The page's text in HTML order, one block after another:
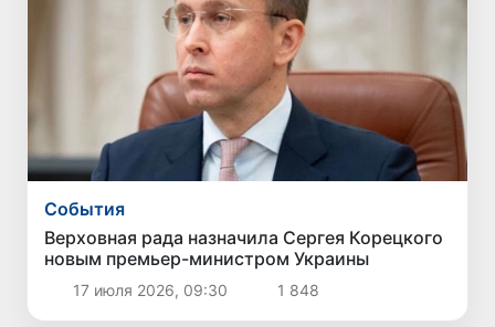
Cобытия
Верховная рада назначила Сергея Корецкого
новым премьер-министром Украины
17 июля 2026, 09:30 1 848